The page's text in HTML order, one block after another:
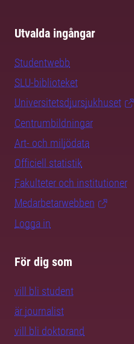
Utvalda ingångar
Studentwebb
SLU-biblioteket
Universitetsdjursjukhuset
Centrumbildningar
Art- och miljödata
Officiell statistik
Fakulteter och institutioner
Medarbetarwebben
Logga in
För dig som
vill bli student
är journalist
vill bli doktorand